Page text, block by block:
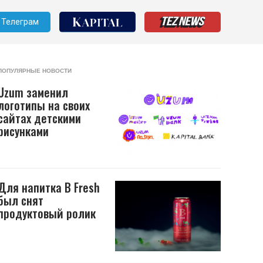
Телеграм
НОВОСТИ
заменил
на своих
детскими
напитка B Fresh
снят
ролик